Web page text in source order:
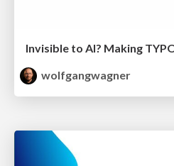
wolfgangwagner